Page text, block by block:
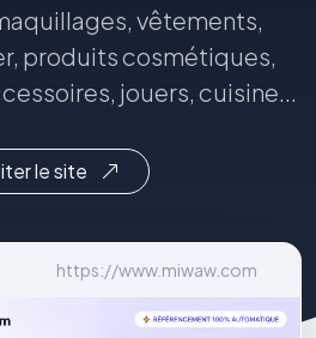
vêtements,
produits cosmétiques,
jouers, cuisine...
le site
https://www.miwaw.com